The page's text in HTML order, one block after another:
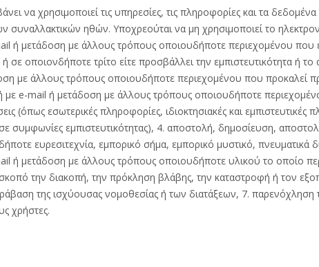
να χρησιμοποιεί τις υπηρεσίες, τις πληροφορίες και τα
συναλλακτικών ηθών. Υποχρεούται να μη χρησιμοποιεί το
ή μετάδοση με άλλους τρόπους οποιουδήποτε περιεχομένου που
οποιονδήποτε τρίτο είτε προσβάλλει την εμπιστευτικότητα
με άλλους τρόπους οποιουδήποτε περιεχομένου που προκαλεί
e-mail ή μετάδοση με άλλους τρόπους οποιουδήποτε
(όπως εσωτερικές πληροφορίες, ιδιοκτησιακές και
συμφωνίες εμπιστευτικότητας), 4. αποστολή, δημοσίευση,
ευρεσιτεχνία, εμπορικό σήμα, εμπορικό μυστικό, πνευματικά
μετάδοση με άλλους τρόπους οποιουδήποτε υλικού το οποίο
την διακοπή, την πρόκληση βλάβης, την καταστροφή ή τον
της ισχύουσας νομοθεσίας ή των διατάξεων, 7.
χρήστες.